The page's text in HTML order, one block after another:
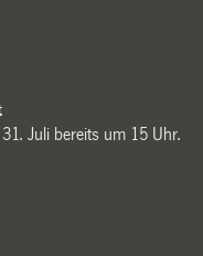
Juli bereits um 15 Uhr.